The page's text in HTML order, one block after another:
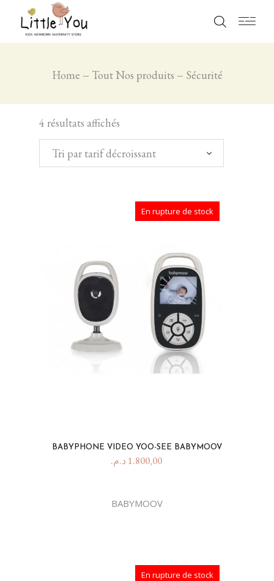
Home Tout Nos produits Sécurité
4 résultats affichés
Tri par tarif décroissant
En rupture de stock
BABYPHONE VIDEO YOO-SEE BABYMOOV
1.800,00 د.م.
BABYMOOV
En rupture de stock